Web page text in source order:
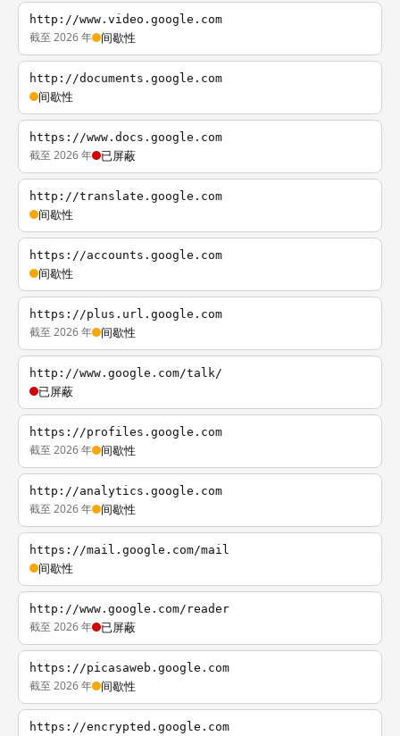
http://www.video.google.com
截至 2026 年 间歇性
http://documents.google.com
间歇性
https://www.docs.google.com
截至 2026 年 已屏蔽
http://translate.google.com
间歇性
https://accounts.google.com
间歇性
https://plus.url.google.com
截至 2026 年 间歇性
http://www.google.com/talk/
已屏蔽
https://profiles.google.com
截至 2026 年 间歇性
http://analytics.google.com
截至 2026 年 间歇性
https://mail.google.com/mail
间歇性
http://www.google.com/reader
截至 2026 年 已屏蔽
https://picasaweb.google.com
截至 2026 年 间歇性
https://encrypted.google.com